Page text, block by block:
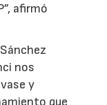
afirmó
nos
y
que